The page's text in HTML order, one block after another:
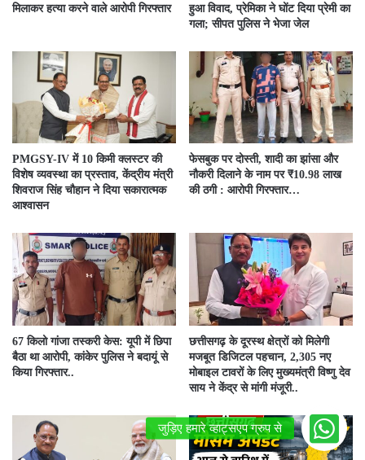
मिलाकर हत्या करने वाले आरोपी गिरफ्तार
हुआ विवाद, प्रेमिका ने घोंट दिया प्रेमी का
गला; सीपत पुलिस ने भेजा जेल
PMGSY-IV में 10 किमी क्लस्टर की
विशेष व्यवस्था का प्रस्ताव, केंद्रीय मंत्री
शिवराज सिंह चौहान ने दिया सकारात्मक
आश्वासन
फेसबुक पर दोस्ती, शादी का झांसा और
नौकरी दिलाने के नाम पर ₹10.98 लाख
की ठगी : आरोपी गिरफ्तार…
67 किलो गांजा तस्करी केस: यूपी में छिपा
बैठा था आरोपी, कांकेर पुलिस ने बदायूं से
किया गिरफ्तार..
छत्तीसगढ़ के दूरस्थ क्षेत्रों को मिलेगी
मजबूत डिजिटल पहचान, 2,305 नए
मोबाइल टावरों के लिए मुख्यमंत्री विष्णु देव
साय ने केंद्र से मांगी मंजूरी..